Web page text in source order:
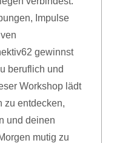
Impulse
gewinnst
beruflich und
Workshop lädt
zu entdecken,
und deinen
mutig zu